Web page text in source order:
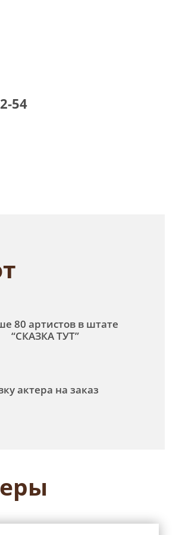
54
80 артистов в штате
“СКАЗКА ТУТ”
актера на заказ